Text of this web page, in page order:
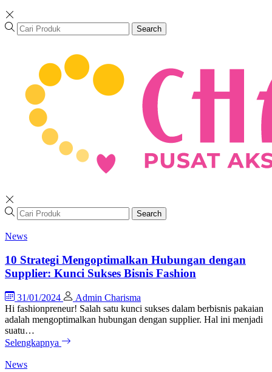
Search
Search
News
10 Strategi Mengoptimalkan Hubungan dengan
Supplier: Kunci Sukses Bisnis Fashion
31/01/2024
Admin Charisma
Hi fashionpreneur! Salah satu kunci sukses dalam berbisnis pakaian
adalah mengoptimalkan hubungan dengan supplier. Hal ini menjadi
suatu…
Selengkapnya
News